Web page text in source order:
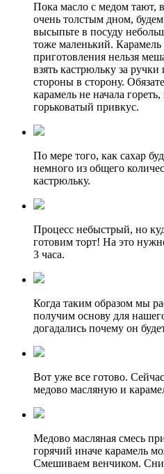
Пока масло с медом тают,
очень толстым дном,
высыпьте в посуду
тоже маленький.
приготовления нельзя
взять кастрюльку за
стороны в сторону.
карамель не начала
горьковатый привкус.
По мере того, как сахар
немного из общего
кастрюльку.
Процесс небыстрый, но
готовим торт! На это
3 часа.
Когда таким образом мы
получим основу для
догадались почему он
Вот уже все готово.
медово масляную и
Медово масляная смесь
горячий иначе карамель
Смешиваем венчиком.